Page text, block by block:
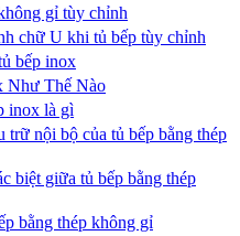
gỉ tùy chỉnh
chữ U khi tủ bếp tùy chỉnh
bếp inox
Như Thế Nào
inox là gì
trữ nội bộ của tủ bếp bằng thép
biệt giữa tủ bếp bằng thép
bằng thép không gỉ